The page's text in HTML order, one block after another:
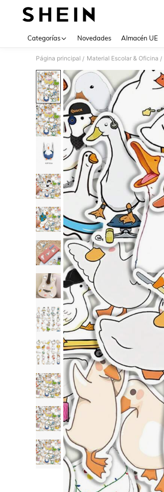
Categorías Novedades Almacén UE
Página principal / Material Escolar & Oficina /